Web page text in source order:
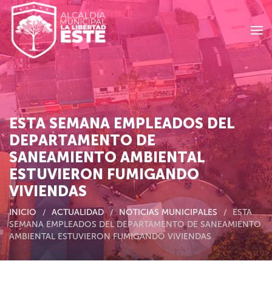
Skip to main content
ESTA SEMANA EMPLEADOS DEL
DEPARTAMENTO DE
SANEAMIENTO AMBIENTAL
ESTUVIERON FUMIGANDO
VIVIENDAS
INICIO ACTUALIDAD NOTICIAS MUNICIPALES
ESTA
SEMANA EMPLEADOS DEL DEPARTAMENTO DE SANEAMIENTO
AMBIENTAL ESTUVIERON FUMIGANDO VIVIENDAS